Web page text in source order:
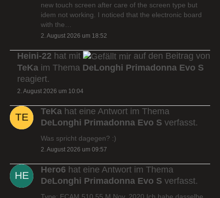
new touch screen after care of the screen type but
idem not working. I noticed that the electronic board
with the…
2. August 2026 um 18:52
Heini-22 hat mit
auf den Beitrag von
TeKa im Thema DeLonghi Primadonna Evo S
reagiert.
2. August 2026 um 10:04
TeKa hat eine Antwort im Thema
DeLonghi Primadonna Evo S verfasst.
Was spricht dagegen? :)
2. August 2026 um 09:57
Hero6 hat eine Antwort im Thema
DeLonghi Primadonna Evo S verfasst.
Type: ECAM 510.55.M Nov. 2020 Ich habe dasselbe